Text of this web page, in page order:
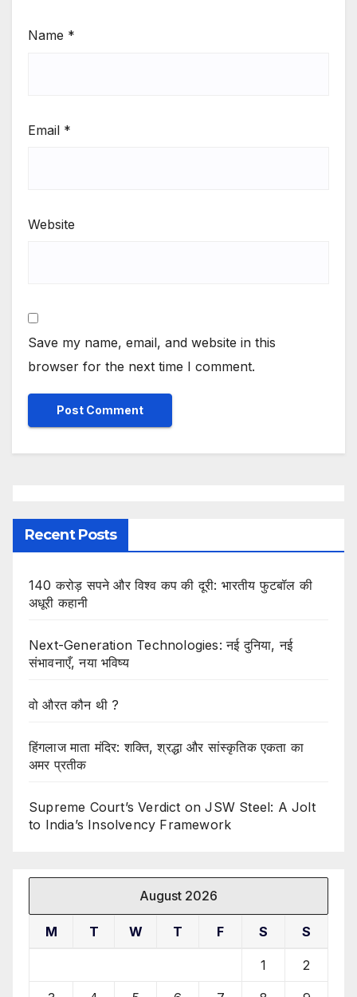
Name *
Email *
Website
Save my name, email, and website in this
browser for the next time I comment.
Recent Posts
140 करोड़ सपने और विश्व कप की दूरी: भारतीय फुटबॉल की
अधूरी कहानी
Next-Generation Technologies: नई दुनिया, नई
संभावनाएँ, नया भविष्य
वो औरत कौन थी ?
हिंगलाज माता मंदिर: शक्ति, श्रद्धा और सांस्कृतिक एकता का
अमर प्रतीक
Supreme Court’s Verdict on JSW Steel: A Jolt
to India’s Insolvency Framework
August 2026
M T W T F S S
1 2